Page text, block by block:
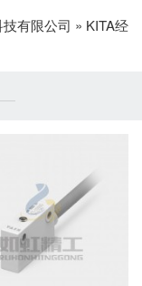
有限公司 » KITA经